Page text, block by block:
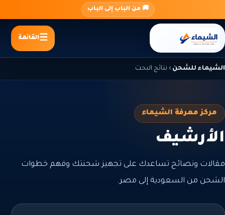
المحتوى
🚚 من الباب إلى الباب
القائمة
الشيماء للشحن › نتائج البحث
مركز معرفة الشيماء
الأرشيف
مقالات ونصائح تساعدك على تجهيز شحنتك وفهم خطوات
الشحن من السعودية إلى مصر.